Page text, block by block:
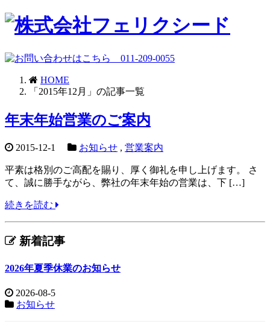
HOME
「2015年12月」の記事一覧
年末年始営業のご案内
2015-12-1 お知らせ , 営業案内
平素は格別のご高配を賜り、厚く御礼を申し上げます。 さ
て、誠に勝手ながら、弊社の年末年始の営業は、下 […]
続きを読む
新着記事
2026年夏季休業のお知らせ
2026-08-5
お知らせ